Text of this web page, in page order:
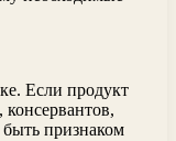
Если продукт
быть признаком